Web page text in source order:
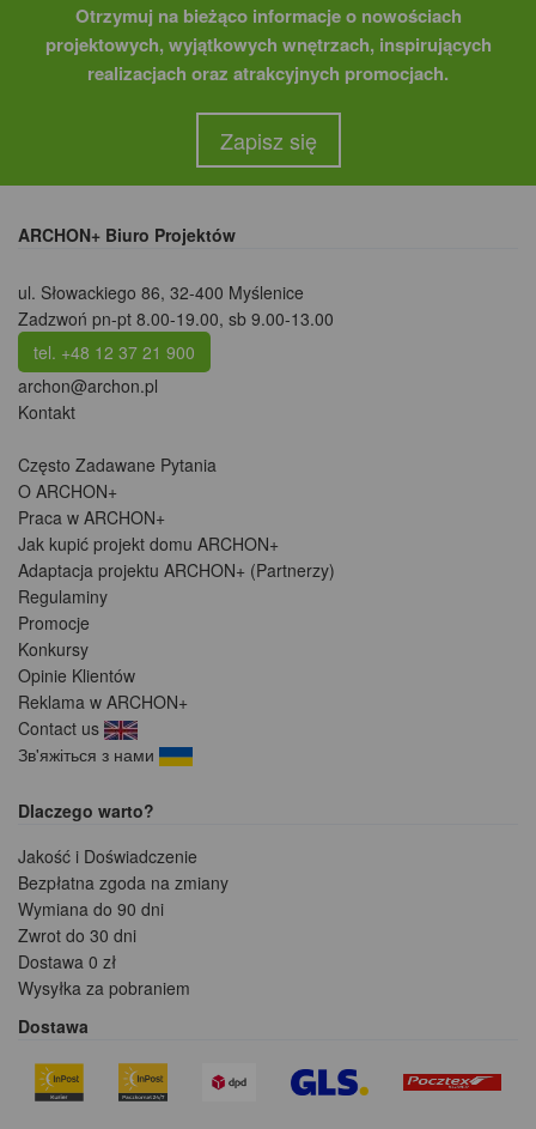
Otrzymuj na bieżąco informacje o nowościach
projektowych, wyjątkowych wnętrzach, inspirujących
realizacjach oraz atrakcyjnych promocjach.
Zapisz się
ARCHON+ Biuro Projektów
ul. Słowackiego 86, 32-400 Myślenice
Zadzwoń pn-pt 8.00-19.00, sb 9.00-13.00
tel. +48 12 37 21 900
archon@archon.pl
Kontakt
Często Zadawane Pytania
O ARCHON+
Praca w ARCHON+
Jak kupić projekt domu ARCHON+
Adaptacja projektu ARCHON+ (Partnerzy)
Regulaminy
Promocje
Konkursy
Opinie Klientów
Reklama w ARCHON+
Contact us
Зв'яжіться з нами
Dlaczego warto?
Jakość i Doświadczenie
Bezpłatna zgoda na zmiany
Wymiana do 90 dni
Zwrot do 30 dni
Dostawa 0 zł
Wysyłka za pobraniem
Dostawa